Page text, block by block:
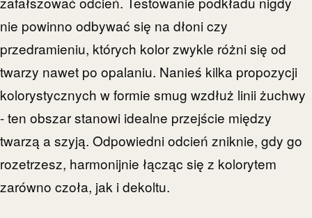
nie powinno odbywać się na dłoni czy
przedramieniu, których kolor zwykle różni się od
twarzy nawet po opalaniu. Nanieś kilka propozycji
kolorystycznych w formie smug wzdłuż linii żuchwy
- ten obszar stanowi idealne przejście między
twarzą a szyją. Odpowiedni odcień zniknie, gdy go
rozetrzesz, harmonijnie łącząc się z kolorytem
zarówno czoła, jak i dekoltu.